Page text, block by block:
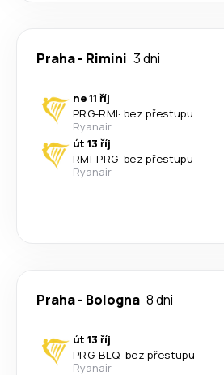
Praha- Rimini 3 dni
ne 11 říj
PRG-RMI· bez přestupu
Ryanair
út 13 říj
RMI-PRG· bez přestupu
Ryanair
Praha- Bologna 8 dni
út 13 říj
PRG-BLQ· bez přestupu
Ryanair